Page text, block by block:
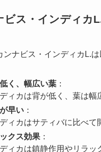
ビス・インディカ
ンナビス・インディカL.
く、幅広い葉 ：
ィカは背が低く、葉は幅
早い ：
ィカはサティバに比べて
クス効果 ：
ィカは鎮静作用やリラッ